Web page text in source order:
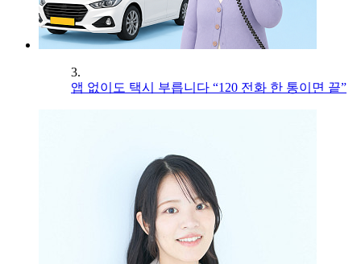
3.
앱 없이도 택시 부릅니다 “120 전화 한 통이면 끝”